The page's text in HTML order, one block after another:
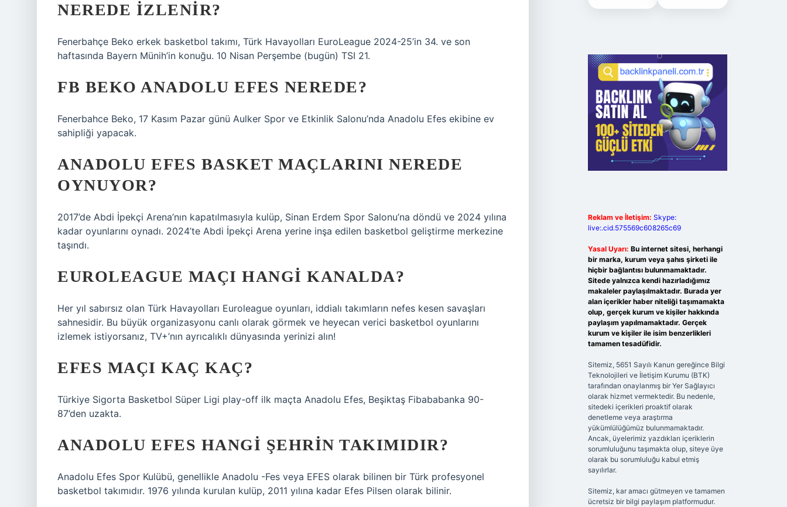
NEREDE IZLENIR?
Fenerbahçe Beko erkek basketbol takımı, Türk Havayolları EuroLeague 2024-25’in 34. ve son
haftasında Bayern Münih’in konuğu. 10 Nisan Perşembe (bugün) TSI 21.
FB BEKO ANADOLU EFES NEREDE?
Fenerbahce Beko, 17 Kasım Pazar günü Aulker Spor ve Etkinlik Salonu’nda Anadolu Efes ekibine ev
sahipliği yapacak.
ANADOLU EFES BASKET MAÇLARINI NEREDE
OYNUYOR?
2017’de Abdi İpekçi Arena’nın kapatılmasıyla kulüp, Sinan Erdem Spor Salonu’na döndü ve 2024 yılına
kadar oyunlarını oynadı. 2024’te Abdi İpekçi Arena yerine inşa edilen basketbol geliştirme merkezine
taşındı.
EUROLEAGUE MAÇI HANGI KANALDA?
Her yıl sabırsız olan Türk Havayolları Euroleague oyunları, iddialı takımların nefes kesen savaşları
sahnesidir. Bu büyük organizasyonu canlı olarak görmek ve heyecan verici basketbol oyunlarını
izlemek istiyorsanız, TV+’nın ayrıcalıklı dünyasında yerinizi alın!
EFES MAÇI KAÇ KAÇ?
Türkiye Sigorta Basketbol Süper Ligi play-off ilk maçta Anadolu Efes, Beşiktaş Fibababanka 90-
87’den uzakta.
ANADOLU EFES HANGI ŞEHRIN TAKIMIDIR?
Anadolu Efes Spor Kulübü, genellikle Anadolu -Fes veya EFES olarak bilinen bir Türk profesyonel
basketbol takımıdır. 1976 yılında kurulan kulüp, 2011 yılına kadar Efes Pilsen olarak bilinir.
Reklam ve İletişim: Skype:
live:.cid.575569c608265c69
Yasal Uyarı: Bu internet sitesi, herhangi
bir marka, kurum veya şahıs şirketi ile
hiçbir bağlantısı bulunmamaktadır.
Sitede yalnızca kendi hazırladığımız
makaleler paylaşılmaktadır. Burada yer
alan içerikler haber niteliği taşımamakta
olup, gerçek kurum ve kişiler hakkında
paylaşım yapılmamaktadır. Gerçek
kurum ve kişiler ile isim benzerlikleri
tamamen tesadüfidir.
Sitemiz, 5651 Sayılı Kanun gereğince Bilgi
Teknolojileri ve İletişim Kurumu (BTK)
tarafından onaylanmış bir Yer Sağlayıcı
olarak hizmet vermektedir. Bu nedenle,
sitedeki içerikleri proaktif olarak
denetleme veya araştırma
yükümlülüğümüz bulunmamaktadır.
Ancak, üyelerimiz yazdıkları içeriklerin
sorumluluğunu taşımakta olup, siteye üye
olarak bu sorumluluğu kabul etmiş
sayılırlar.
Sitemiz, kar amacı gütmeyen ve tamamen
ücretsiz bir bilgi paylaşım platformudur.